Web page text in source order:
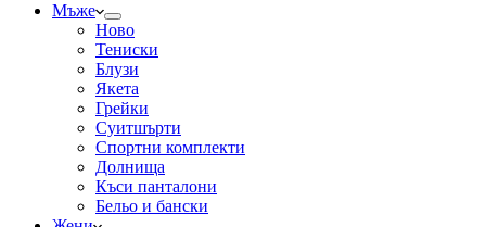
Мъже
Ново
Тениски
Блузи
Якета
Грейки
Суитшърти
Спортни комплекти
Долнища
Къси панталони
Бельо и бански